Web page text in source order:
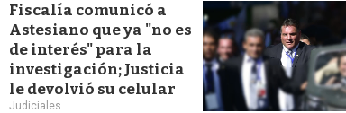
Fiscalía comunicó a
Astesiano que ya "no es
de interés" para la
investigación; Justicia
le devolvió su celular
Judiciales